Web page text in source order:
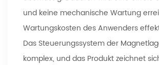
und keine mechanische Wartung
Wartungskosten des Anwenders
Das Steuerungssystem der
komplex, und das Produkt zeichnet